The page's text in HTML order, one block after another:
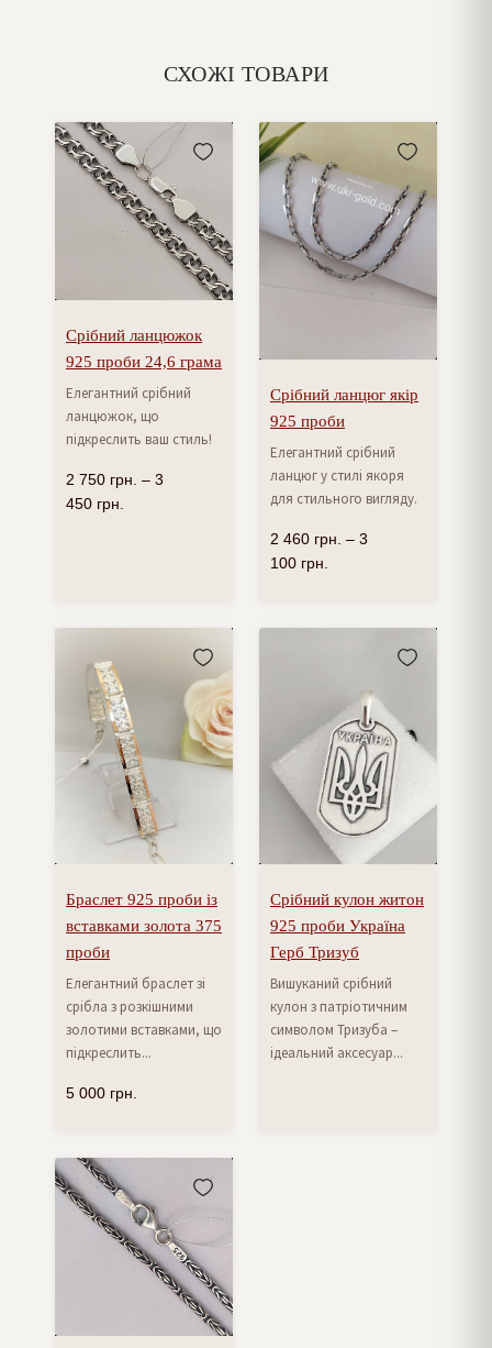
СХОЖІ ТОВАРИ
Срібний ланцюжок
925 проби 24,6 грама
Елегантний срібний
ланцюжок, що
підкреслить ваш стиль!
2 750 грн. – 3
450 грн.
Срібний ланцюг якір
925 проби
Елегантний срібний
ланцюг у стилі якоря
для стильного вигляду.
2 460 грн. – 3
100 грн.
Браслет 925 проби із
вставками золота 375
проби
Елегантний браслет зі
срібла з розкішними
золотими вставками, що
підкреслить...
5 000 грн.
Срібний кулон житон
925 проби Україна
Герб Тризуб
Вишуканий срібний
кулон з патріотичним
символом Тризуба –
ідеальний аксесуар...